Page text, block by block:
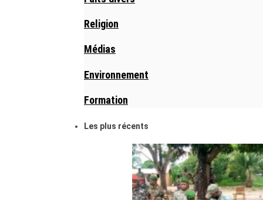
Religion
Médias
Environnement
Formation
Les plus récents